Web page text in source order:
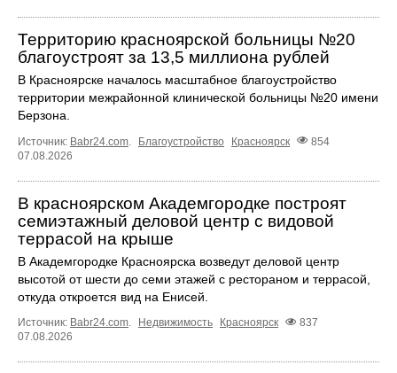
Территорию красноярской больницы №20
благоустроят за 13,5 миллиона рублей
В Красноярске началось масштабное благоустройство
территории межрайонной клинической больницы №20 имени
Берзона.
Источник: Babr24.com Благоустройство Красноярск
854
07.08.2026
В красноярском Академгородке построят
семиэтажный деловой центр с видовой
террасой на крыше
В Академгородке Красноярска возведут деловой центр
высотой от шести до семи этажей с рестораном и террасой,
откуда откроется вид на Енисей.
Источник: Babr24.com Недвижимость Красноярск
837
07.08.2026